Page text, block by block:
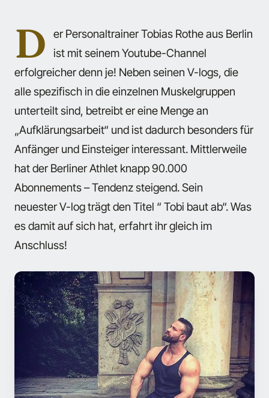
D
er Personaltrainer Tobias Rothe aus Berlin
ist mit seinem Youtube-Channel
erfolgreicher denn je! Neben seinen V-logs, die
alle spezifisch in die einzelnen Muskelgruppen
unterteilt sind, betreibt er eine Menge an
„Aufklärungsarbeit“ und ist dadurch besonders für
Anfänger und Einsteiger interessant. Mittlerweile
hat der Berliner Athlet knapp 90.000
Abonnements – Tendenz steigend. Sein
neuester V-log trägt den Titel “ Tobi baut ab“. Was
es damit auf sich hat, erfahrt ihr gleich im
Anschluss!